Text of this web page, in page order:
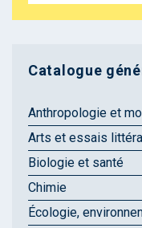
Catalogue
Anthropologie et
Arts et essais
Biologie et santé
Chimie
Écologie,